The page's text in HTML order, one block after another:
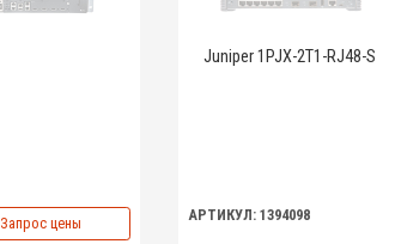
Запрос цены
Juniper 1PJX-2T1-RJ48-S
АРТИКУЛ: 1394098